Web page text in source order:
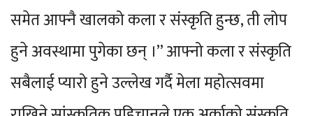
समेत आफ्नै खालको कला र संस्कृति हुन्छ, ती लोप
हुने अवस्थामा पुगेका छन् ।” आफ्नो कला र संस्कृति
सबैलाई प्यारो हुने उल्लेख गर्दै मेला महोत्सवमा